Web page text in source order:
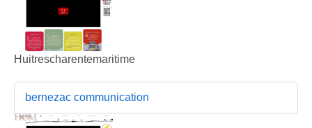
Huitrescharentemaritime
bernezac communication